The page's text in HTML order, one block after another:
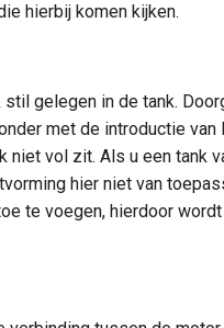
hierbij komen kijken.
gelegen in de tank.
met de introductie van
niet vol zit. Als u een tank
hier niet van
te voegen, hierdoor